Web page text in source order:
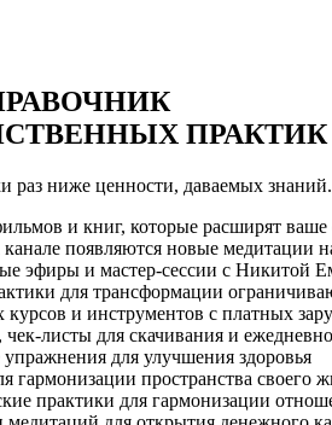
ПРАКТИК
раз ниже ценности, даваемых
и книг, которые расширят ваше
появляются новые медитации
эфиры и мастер-сессии с
для трансформации
и инструментов с платных
листы для скачивания и
упражнения для улучшения здоровья
гармонизации пространства своего
практики для гармонизации